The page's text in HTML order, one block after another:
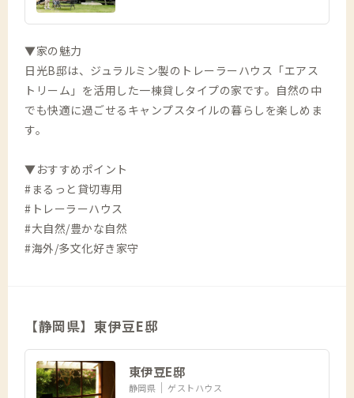
▼家の魅力
日光B邸は、ジュラルミン製のトレーラーハウス「エアス
トリーム」を活用した一棟貸しタイプの家です。自然の中
でも快適に過ごせるキャンプスタイルの暮らしを楽しめま
す。
▼おすすめポイント
#まるっと貸切専用
#トレーラーハウス
#大自然/豊かな自然
#海外/多文化好き家守
【静岡県】東伊豆E邸
東伊豆E邸
静岡県 ゲストハウス